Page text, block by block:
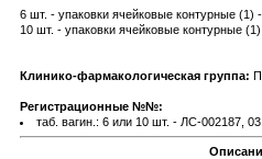
6 шт. - упаковки ячейковые контурные (1)
10 шт. - упаковки ячейковые контурные
Клинико-фармакологическая группа:
Регистрационные №№:
таб. вагин.: 6 или 10 шт. - ЛС-002187,